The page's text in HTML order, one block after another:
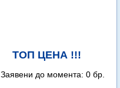
ТОП ЦЕНА !!!
Заявени до момента: 0 бр.